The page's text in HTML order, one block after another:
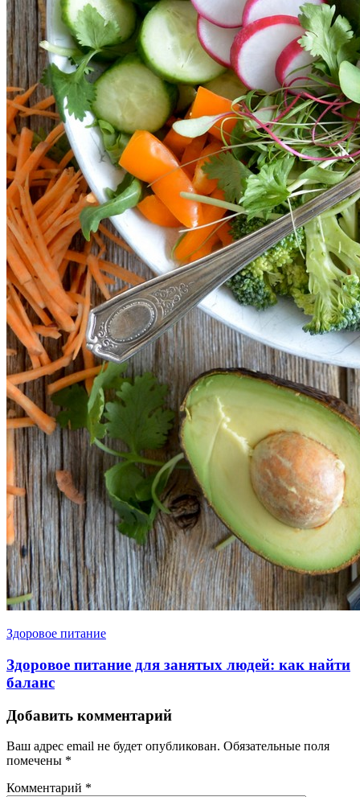
Здоровое питание
Здоровое питание для занятых людей: как найти
баланс
Добавить комментарий
Ваш адрес email не будет опубликован. Обязательные поля
помечены *
Комментарий *